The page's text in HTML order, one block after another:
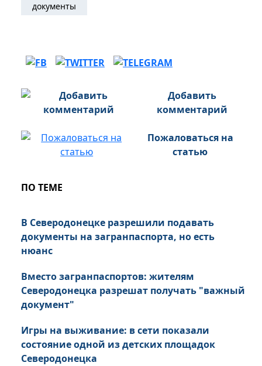
документы
Добавить
комментарий
Пожаловаться на
статью
ПО ТЕМЕ
В Северодонецке разрешили подавать
документы на загранпаспорта, но есть
нюанс
Вместо загранпаспортов: жителям
Северодонецка разрешат получать "важный
документ"
Игры на выживание: в сети показали
состояние одной из детских площадок
Северодонецка